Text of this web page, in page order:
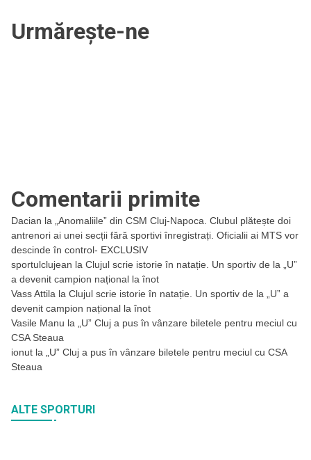
Urmărește-ne
Comentarii primite
Dacian la
„Anomaliile” din CSM Cluj-Napoca. Clubul plătește doi
antrenori ai unei secții fără sportivi înregistrați. Oficialii ai MTS vor
descinde în control- EXCLUSIV
sportulclujean la Clujul scrie istorie în natație. Un sportiv de la „U”
a devenit campion național la înot
Vass Attila la Clujul scrie istorie în natație. Un sportiv de la „U” a
devenit campion național la înot
Vasile Manu la
„U” Cluj a pus în vânzare biletele pentru meciul cu
CSA Steaua
ionut la
„U” Cluj a pus în vânzare biletele pentru meciul cu CSA
Steaua
ALTE SPORTURI